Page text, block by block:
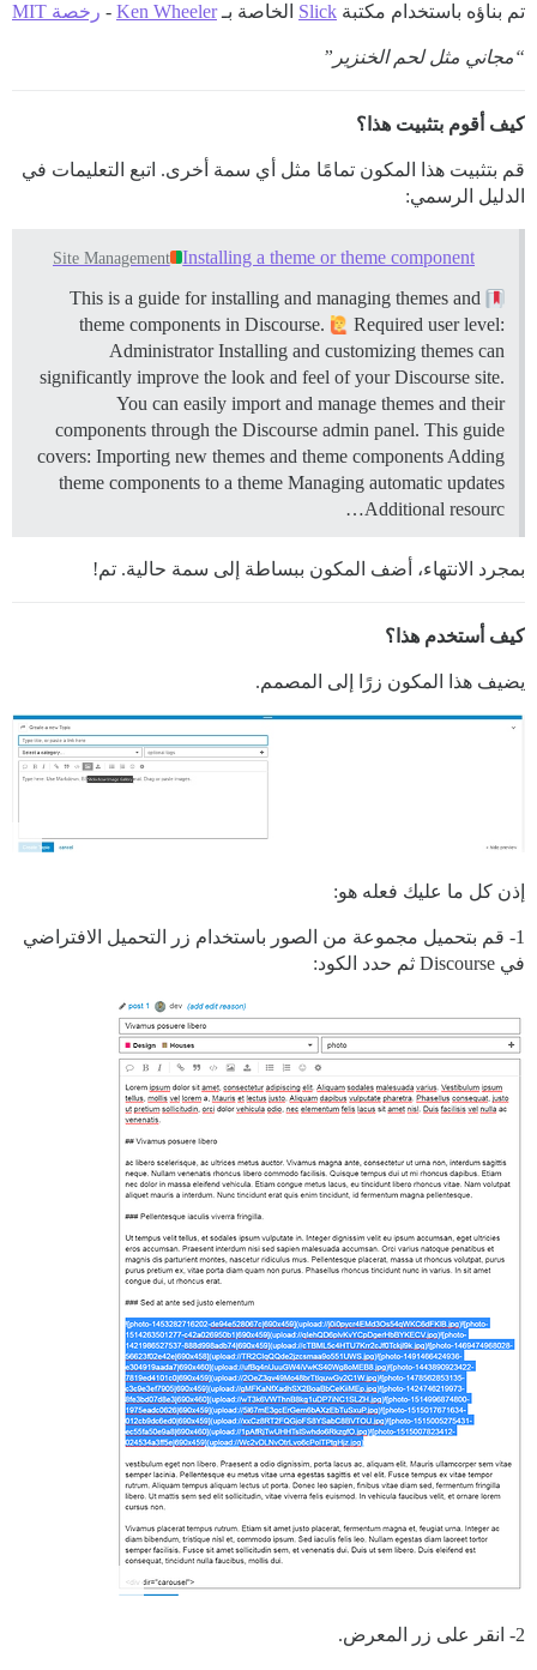
تم بناؤه باستخدام مكتبة Slick الخاصة بـKen Wheeler
- رخصة MIT
“مجاني مثل لحم الخنزير”
كيف أقوم بتثبيت هذا؟
قم بتثبيت هذا المكون تمامًا مثل أي سمة أخرى. اتبع التعليمات في
الدليل الرسمي:
Installing a theme or theme component
Site Management
This is a guide for installing and managing themes and
theme components in Discourse.
Required user level:
Administrator Installing and customizing themes can
significantly improve the look and feel of your Discourse site.
You can easily import and manage themes and their
components through the Discourse admin panel. This guide
covers: Importing new themes and theme components Adding
theme components to a theme Managing automatic updates
Additional resourc…
بمجرد الانتهاء، أضف المكون ببساطة إلى سمة حالية. تم!
كيف أستخدم هذا؟
يضيف هذا المكون زرًا إلى المصمم.
إذن كل ما عليك فعله هو:
1- قم بتحميل مجموعة من الصور باستخدام زر التحميل الافتراضي
في Discourse ثم حدد الكود:
2- انقر على زر المعرض.